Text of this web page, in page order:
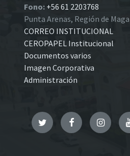
Fono: +56 61 2203768
Punta Arenas, Región de
CORREO INSTITUCIONAL
CEROPAPEL Institucional
Documentos varios
Imagen Corporativa
Administración
TwitterFacebook